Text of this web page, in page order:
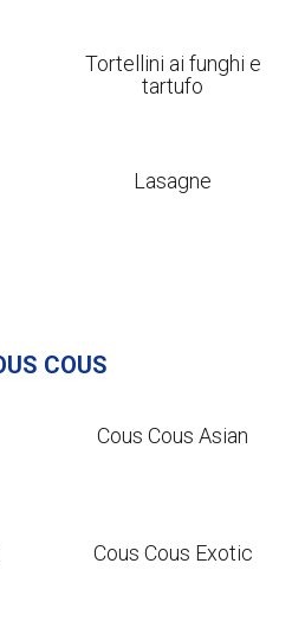
Tortellini ai funghi e
tartufo
Lasagne
COUS
Cous Cous Asian
Cous Cous Exotic